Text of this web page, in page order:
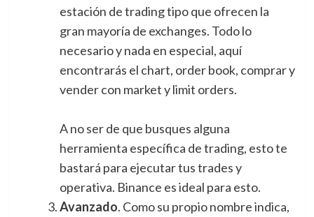
estación de trading tipo que ofrecen la
gran mayoría de exchanges. Todo lo
necesario y nada en especial, aquí
encontrarás el chart, order book, comprar y
vender con market y limit orders.
A no ser de que busques alguna
herramienta específica de trading, esto te
bastará para ejecutar tus trades y
operativa. Binance es ideal para esto.
Avanzado. Como su propio nombre indica,